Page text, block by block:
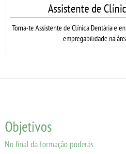
Assistente de
Torna-te Assistente de Clínica Dentária e
empregabilidade na
Objetivos
No final da formação poderás: